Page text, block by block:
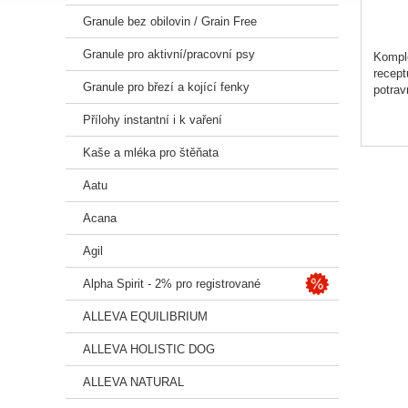
Granule bez obilovin / Grain Free
Granule pro aktivní/pracovní psy
Granule pro březí a kojící fenky
Přílohy instantní i k vaření
Kaše a mléka pro štěňata
Aatu
Acana
Agil
Alpha Spirit - 2% pro registrované
ALLEVA EQUILIBRIUM
ALLEVA HOLISTIC DOG
ALLEVA NATURAL